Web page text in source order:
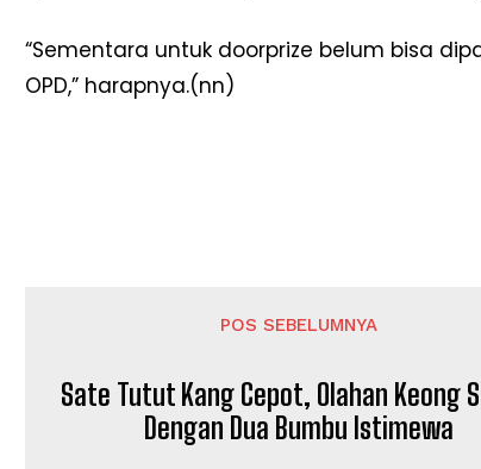
Pedoman
Tentang Kami
“Sementara untuk doorprize belum bisa
OPD,” harapnya.(nn)
POS SEBELUMNYA
Sate Tutut Kang Cepot, Olahan Keong
Dengan Dua Bumbu Istimewa